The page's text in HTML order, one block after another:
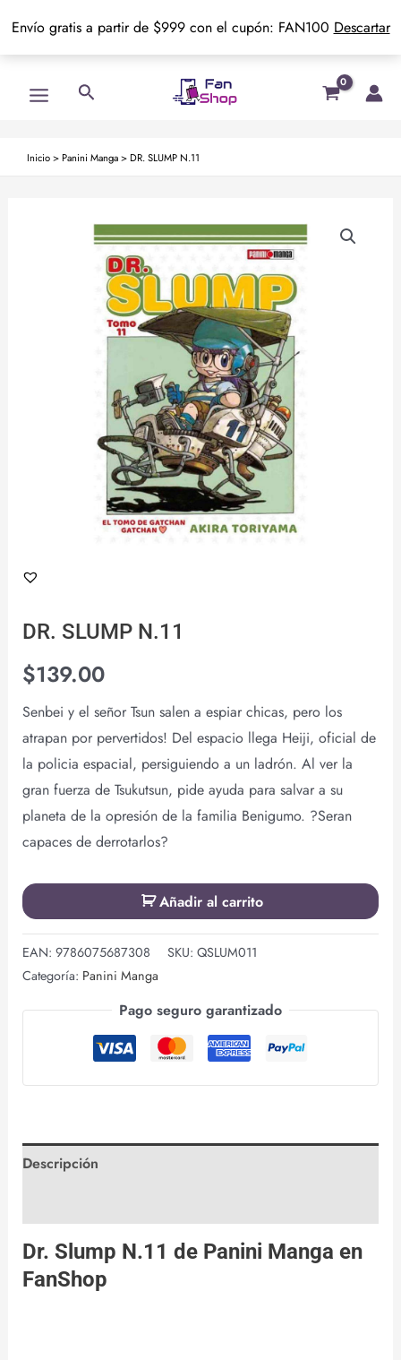
Envío gratis a partir de $999 con el cupón: FAN100 Descartar
Menu
Buscar
Inicio> Panini Manga> DR. SLUMP N.11
DR. SLUMP N.11
$139.00
Senbei y el señor Tsun salen a espiar chicas, pero los
atrapan por pervertidos! Del espacio llega Heiji, oficial de
la policia espacial, persiguiendo a un ladrón. Al ver la
gran fuerza de Tsukutsun, pide ayuda para salvar a su
planeta de la opresión de la familia Benigumo. ?Seran
capaces de derrotarlos?
Añadir al carrito
EAN: 9786075687308 SKU: QSLUM011
Categoría: Panini Manga
Pago seguro garantizado
Descripción
Dr. Slump N.11 de Panini Manga en
FanShop